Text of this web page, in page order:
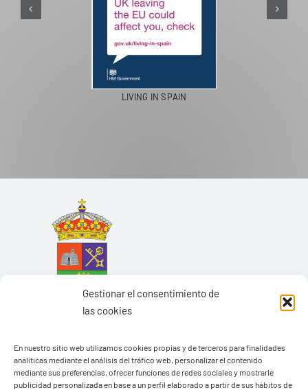
Gestionar el consentimiento de
las cookies
En nuestro sitio web utilizamos cookies propias y de terceros para finalidades
analíticas mediante el análisis del tráfico web, personalizar el contenido
mediante sus preferencias, ofrecer funciones de redes sociales y mostrarle
publicidad personalizada en base a un perfil elaborado a partir de sus hábitos de
PASEOS EN CAMELLO
Ayuntamiento de Yaiza